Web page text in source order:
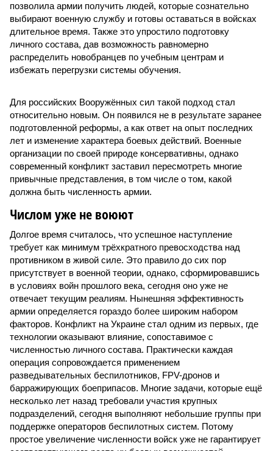
позволила армии получить людей, которые сознательно
выбирают военную службу и готовы оставаться в войсках
длительное время. Также это упростило подготовку
личного состава, дав возможность равномерно
распределить новобранцев по учебным центрам и
избежать перегрузки системы обучения.
Для российских Вооружённых сил такой подход стал
относительно новым. Он появился не в результате заранее
подготовленной реформы, а как ответ на опыт последних
лет и изменение характера боевых действий. Военные
организации по своей природе консервативны, однако
современный конфликт заставил пересмотреть многие
привычные представления, в том числе о том, какой
должна быть численность армии.
Числом уже не воюют
Долгое время считалось, что успешное наступление
требует как минимум трёхкратного превосходства над
противником в живой силе. Это правило до сих пор
присутствует в военной теории, однако, сформировавшись
в условиях войн прошлого века, сегодня оно уже не
отвечает текущим реалиям. Нынешняя эффективность
армии определяется гораздо более широким набором
факторов. Конфликт на Украине стал одним из первых, где
технологии оказывают влияние, сопоставимое с
численностью личного состава. Практически каждая
операция сопровождается применением
разведывательных беспилотников, FPV-дронов и
барражирующих боеприпасов. Многие задачи, которые ещё
несколько лет назад требовали участия крупных
подразделений, сегодня выполняют небольшие группы при
поддержке операторов беспилотных систем. Потому
простое увеличение численности войск уже не гарантирует